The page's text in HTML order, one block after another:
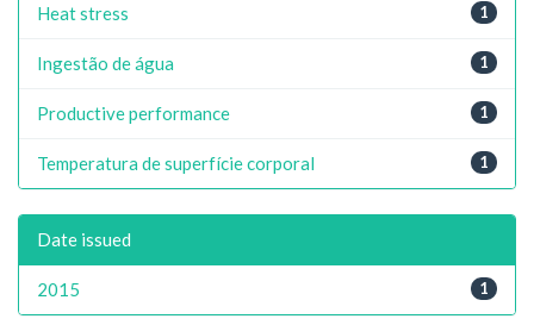
1
Heat stress
1
Ingestão de água
1
Productive performance
1
Temperatura de superfície corporal
Date issued
1
2015